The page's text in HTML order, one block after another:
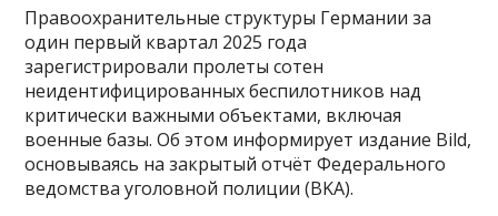
Правоохранительные структуры Германии за
один первый квартал 2025 года
зарегистрировали пролеты сотен
неидентифицированных беспилотников над
критически важными объектами, включая
военные базы. Об этом информирует издание Bild,
основываясь на закрытый отчёт Федерального
ведомства уголовной полиции (BKA).